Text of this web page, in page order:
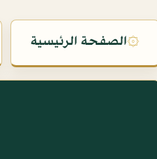
۞الصفحة الرئيسية